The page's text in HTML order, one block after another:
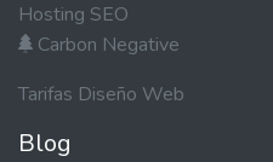
Hosting SEO
Carbon Negative
Tarifas Diseño Web
Blog